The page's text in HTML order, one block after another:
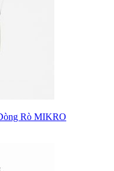
Rò MIKRO